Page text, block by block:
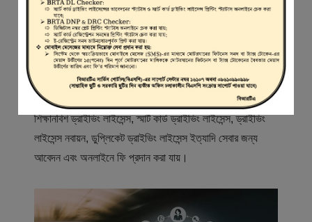
স্বাগতম
বিআরটিএ সার্ভিস পোর্টাল (বিএসপি) বাংলাদেশ রোড ট্রান্সপোর্ট অথরিটি
(বিআরটিএ) এর একটি অনলাইন সেবা প্রদানের মাধ্যম যেখানে ড্রাইভার,
মোটরযান মালিক, মোটরযান বিক্রেতাদের নিবন্ধিত করা হয় এবং
শিক্ষানবিশ ড্রাইভিং লাইসেন্স, স্মার্ট কার্ড ড্রাইভিং লাইসেন্স, ড্রাইভিং
লাইসেন্স নবায়ন, ডুপ্লিকেট ড্রাইভিং লাইসেন্স ইত্যাদি সেবার জন্য
আবেদন এবং অনলাইনে ফি প্রদান করা যায়।